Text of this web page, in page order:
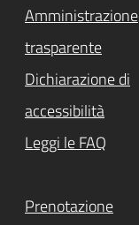
Amministrazione
trasparente
Dichiarazione di
accessibilità
Leggi le FAQ
Prenotazione